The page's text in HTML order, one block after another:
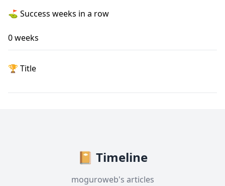
⛳️ Success weeks in a row
0weeks
🏆 Title
📔 Timeline
moguroweb's articles